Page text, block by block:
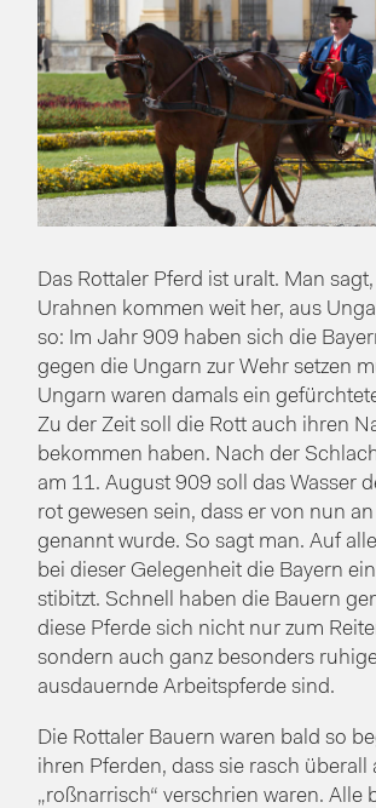
Das Rottaler Pferd ist uralt. Man
Urahnen kommen weit her, aus
so: Im Jahr 909 haben sich die
gegen die Ungarn zur Wehr setzen
Ungarn waren damals ein
Zu der Zeit soll die Rott auch ihren
bekommen haben. Nach der
am 11. August 909 soll das Wasser
rot gewesen sein, dass er von nun an
genannt wurde. So sagt man. Auf
bei dieser Gelegenheit die Bayern
stibitzt. Schnell haben die Bauern
diese Pferde sich nicht nur zum
sondern auch ganz besonders
ausdauernde Arbeitspferde sind.
Die Rottaler Bauern waren bald so
ihren Pferden, dass sie rasch überall
„roßnarrisch“ verschrien waren. Alle